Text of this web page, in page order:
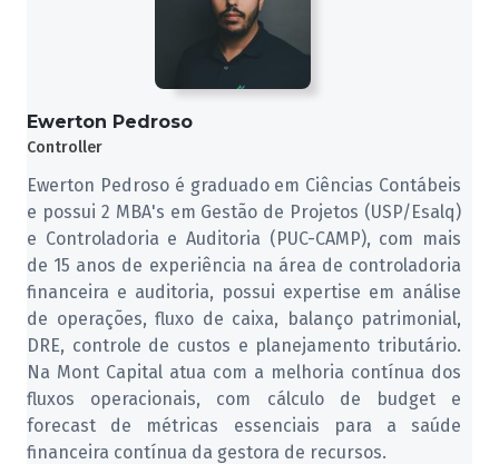
Ewerton Pedroso
Controller
Ewerton Pedroso é graduado em Ciências Contábeis
e possui 2 MBA's em Gestão de Projetos (USP/Esalq)
e Controladoria e Auditoria (PUC-CAMP), com mais
de 15 anos de experiência na área de controladoria
financeira e auditoria, possui expertise em análise
de operações, fluxo de caixa, balanço patrimonial,
DRE, controle de custos e planejamento tributário.
Na Mont Capital atua com a melhoria contínua dos
fluxos operacionais, com cálculo de budget e
forecast de métricas essenciais para a saúde
financeira contínua da gestora de recursos.